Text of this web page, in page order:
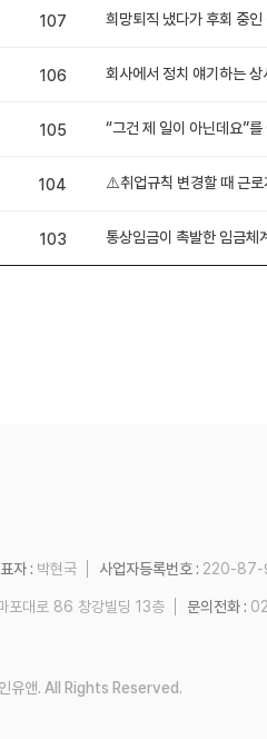
107 희망퇴직 냈다가 후회 중
106 회사에서 정치 얘기하는
105 “그건 제 일이 아닌데요”
104 ⚠️취업규칙 변경할 때 근로
103 통상임금이 촉발한 임금체
자 : 박현국 사업자등록번호 : 220-87-
포대로 86 창강빌딩 13층 문의전화 :
유앤. All Rights Reserved.